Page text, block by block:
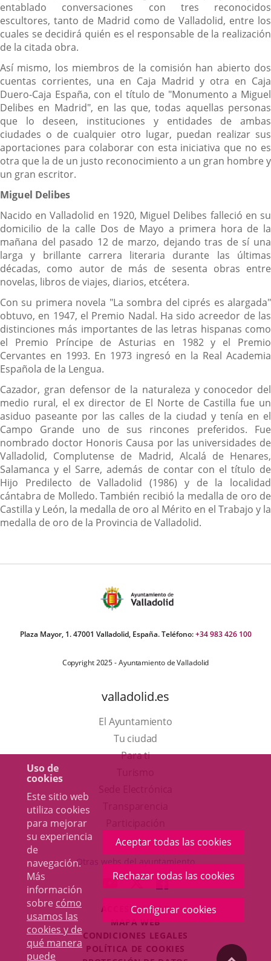
Uso de
cookies
Este sitio web
utiliza cookies
para mejorar
su experiencia
de
navegación.
Más
información
sobre cómo
usamos las
cookies y de
qué manera
puede
Aceptar todas las cookies
Rechazar todas las cookies
Configurar cookies
entablado conversaciones con tres reconocidos
escultores, tanto de Madrid como de Valladolid, entre los
cuales se decidirá quién es el responsable de la realización
de la citada obra.
Así mismo, los miembros de la comisión han abierto dos
cuentas corrientes, una en Caja Madrid y otra en Caja
Duero-Caja España, con el título de "Monumento a Miguel
Delibes en Madrid", en las que, todas aquellas personas
que lo deseen, instituciones y entidades de ambas
ciudades o de cualquier otro lugar, puedan realizar sus
aportaciones para colaborar con esta iniciativa que no es
otra que la de un justo reconocimiento a un gran hombre y
un gran escritor.
Miguel Delibes
Nacido en Valladolid en 1920, Miguel Delibes falleció en su
domicilio de la calle Dos de Mayo a primera hora de la
mañana del pasado 12 de marzo, dejando tras de sí una
larga y brillante carrera literaria durante las últimas
décadas, como autor de más de sesenta obras entre
novelas, libros de viajes, diarios, etcétera.
Con su primera novela "La sombra del ciprés es alargada"
obtuvo, en 1947, el Premio Nadal. Ha sido acreedor de las
distinciones más importantes de las letras hispanas como
el Premio Príncipe de Asturias en 1982 y el Premio
Cervantes en 1993. En 1973 ingresó en la Real Academia
Española de la Lengua.
Cazador, gran defensor de la naturaleza y conocedor del
medio rural, el ex director de El Norte de Castilla fue un
asiduo paseante por las calles de la ciudad y tenía en el
Campo Grande uno de sus rincones preferidos. Fue
nombrado doctor Honoris Causa por las universidades de
Valladolid, Complutense de Madrid, Alcalá de Henares,
Salamanca y el Sarre, además de contar con el título de
Hijo Predilecto de Valladolid (1986) y de la localidad
cántabra de Molledo. También recibió la medalla de oro de
Castilla y León, la medalla de oro al Mérito en el Trabajo y la
medalla de oro de la Provincia de Valladolid.
Plaza Mayor, 1. 47001 Valladolid, España. Teléfono:+34 983 426 100
Copyright 2025 - Ayuntamiento de Valladolid
valladolid.es
El Ayuntamiento
Tu ciudad
Para ti
en
una
ventana
nueva.
aplicación
externa.
Otras webs del ayuntamiento
ENLACE
A
UNA
APLICACIÓN
EXTERNA.
ENLACE
A
UNA
APLICACIÓN
EXTERNA.
ENLACE
A
UNA
EXTERNA.
ACCESIBILIDAD
MAPA WEB
CONDICIONES LEGALES
POLÍTICA DE COOKIES